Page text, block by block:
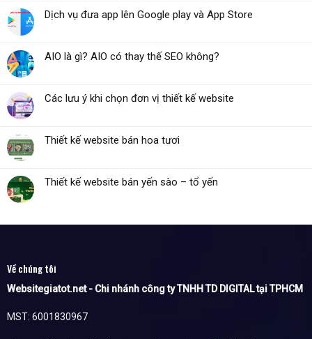
Dịch vụ đưa app lên Google play và App Store
AIO là gì? AIO có thay thế SEO không?
Các lưu ý khi chọn đơn vị thiết kế website
Thiết kế website bán hoa tươi
Thiết kế website bán yến sào – tổ yến
Về chúng tôi
Websitegiatot.net - Chi nhánh công ty TNHH TD DIGITAL tại TPHCM
MST: 6001830967